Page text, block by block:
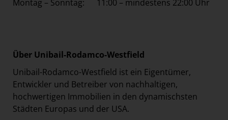
Montag – Sonntag: 11:00 – mindestens 22:00 Uhr
Über Unibail-Rodamco-Westfield
Unibail-Rodamco-Westfield ist ein Eigentümer,
Entwickler und Betreiber von nachhaltigen,
hochwertigen Immobilien in den dynamischsten
Städten Europas und der USA.